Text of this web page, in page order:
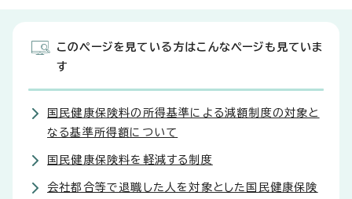
このページを見ている方はこんなページも見ていま
す
国民健康保険料の所得基準による減額制度の対象と
なる基準所得額について
国民健康保険料を軽減する制度
会社都合等で退職した人を対象とした国民健康保険